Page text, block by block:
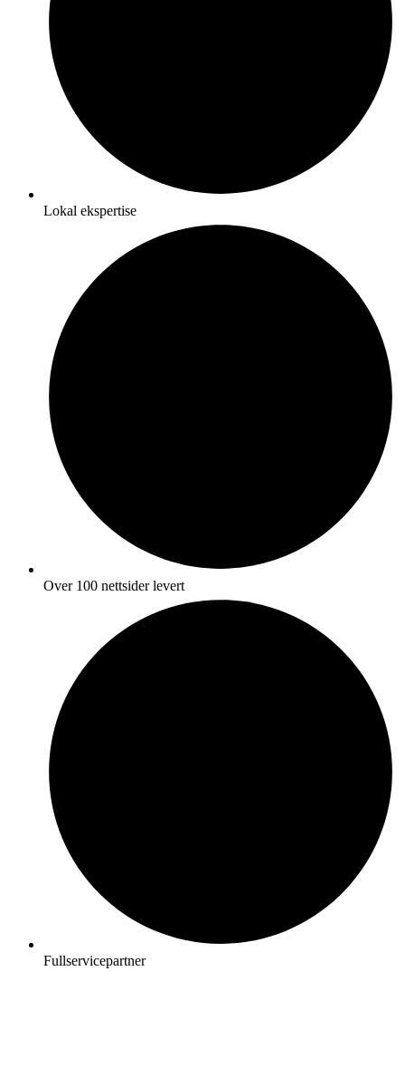
Lokal ekspertise
Over 100 nettsider levert
Fullservicepartner